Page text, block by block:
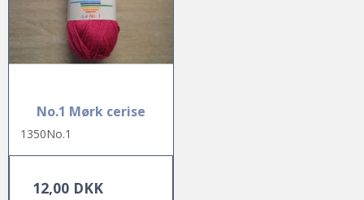
No.1 Mørk cerise
1350No.1
12,00 DKK